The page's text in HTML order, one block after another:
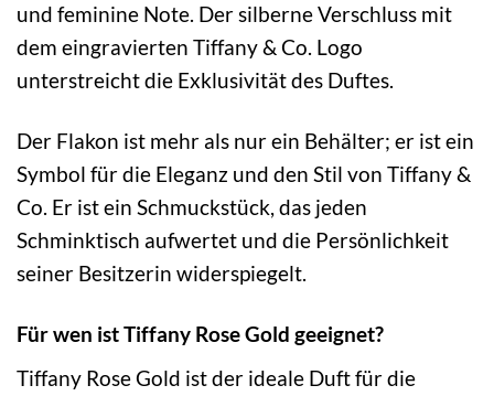
und feminine Note. Der silberne Verschluss mit
dem eingravierten Tiffany & Co. Logo
unterstreicht die Exklusivität des Duftes.
Der Flakon ist mehr als nur ein Behälter; er ist ein
Symbol für die Eleganz und den Stil von Tiffany &
Co. Er ist ein Schmuckstück, das jeden
Schminktisch aufwertet und die Persönlichkeit
seiner Besitzerin widerspiegelt.
Für wen ist Tiffany Rose Gold geeignet?
Tiffany Rose Gold ist der ideale Duft für die